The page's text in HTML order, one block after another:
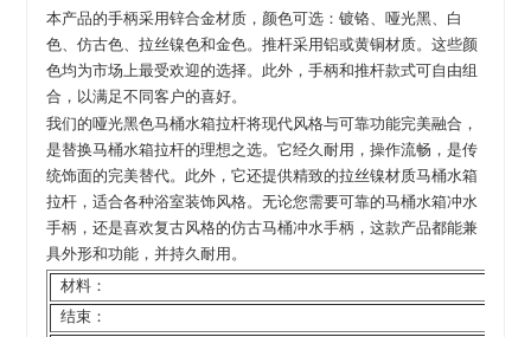
本产品的手柄采用锌合金材质，颜色可选：镀铬、哑光黑、白
色、仿古色、拉丝镍色和金色。推杆采用铝或黄铜材质。这些颜
色均为市场上最受欢迎的选择。此外，手柄和推杆款式可自由组
合，以满足不同客户的喜好。
我们的哑光黑色马桶水箱拉杆将现代风格与可靠功能完美融合，
是替换马桶水箱拉杆的理想之选。它经久耐用，操作流畅，是传
统饰面的完美替代。此外，它还提供精致的拉丝镍材质马桶水箱
拉杆，适合各种浴室装饰风格。无论您需要可靠的马桶水箱冲水
手柄，还是喜欢复古风格的仿古马桶冲水手柄，这款产品都能兼
具外形和功能，并持久耐用。
材料：
结束：